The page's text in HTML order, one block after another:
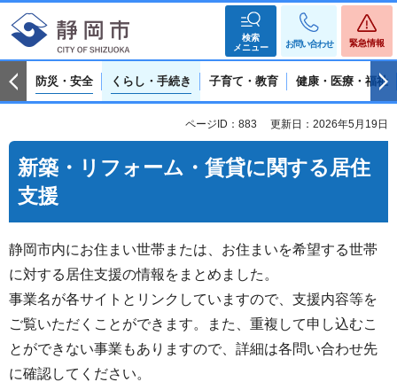
検索
メニュー
お問い合わせ 緊急情報
防災・安全 くらし・手続き 子育て・教育 健康・医療・福祉
ページID：883 更新日：2026年5月19日
新築・リフォーム・賃貸に関する居住
支援
静岡市内にお住まい世帯または、お住まいを希望する世帯
に対する居住支援の情報をまとめました。
事業名が各サイトとリンクしていますので、支援内容等を
ご覧いただくことができます。また、重複して申し込むこ
とができない事業もありますので、詳細は各問い合わせ先
に確認してください。